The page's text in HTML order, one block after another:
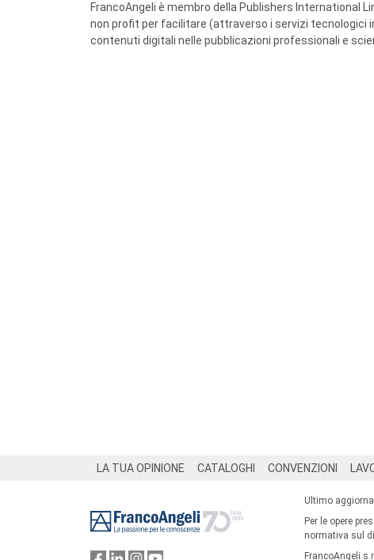
FrancoAngeli è membro della Publishers International
non profit per facilitare (attraverso i servizi tecnologici
contenuti digitali nelle pubblicazioni professionali e
LA TUA OPINIONE CATALOGHI CONVENZIONI
Ultimo
Per le opere
normativa sul
FrancoAngeli